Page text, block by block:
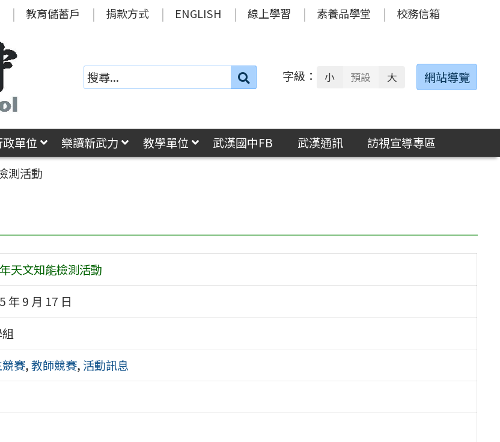
教育儲蓄戶 捐款方式 ENGLISH 線上學習 素養品學堂 校務信箱
搜
字級： 小 預設 大 網站導覽
單位 樂讀新武力 教學單位 武漢國中FB 武漢通訊
訪視宣導專區
測活動
天文知能檢測活動
年 9 月 17 日
賽,教師競賽, 活動訊息